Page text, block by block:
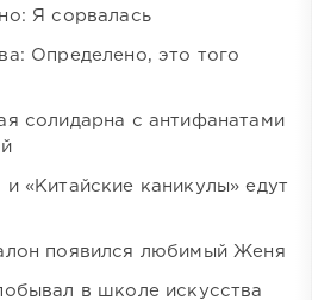
Я сорвалась
Определено, это того
солидарна с антифанатами
«Китайские каникулы» едут
появился любимый Женя
в школе искусства